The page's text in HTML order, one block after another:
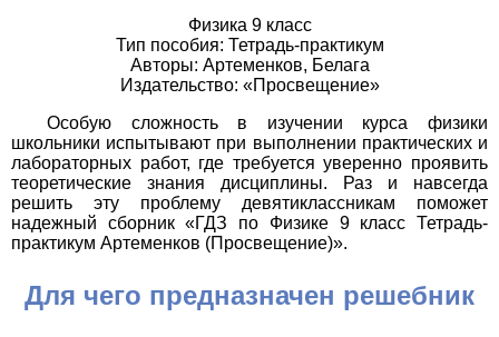
Физика 9 класс
Тип пособия: Тетрадь-практикум
Авторы: Артеменков, Белага
Издательство: «Просвещение»
Особую сложность в изучении курса физики
школьники испытывают при выполнении практических и
лабораторных работ, где требуется уверенно проявить
теоретические знания дисциплины. Раз и навсегда
решить эту проблему девятиклассникам поможет
надежный сборник «ГДЗ по Физике 9 класс Тетрадь-
практикум Артеменков (Просвещение)».
Для чего предназначен решебник